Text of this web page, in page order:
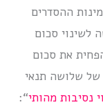
ההסדרים
לשינוי סכום
את סכום
של שלושה תנאי
נסיבות מהותי“: